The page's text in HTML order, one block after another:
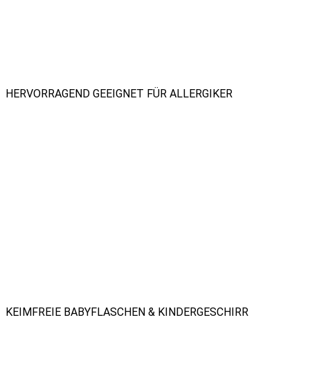
HERVORRAGEND GEEIGNET FÜR ALLERGIKER
KEIMFREIE BABYFLASCHEN & KINDERGESCHIRR